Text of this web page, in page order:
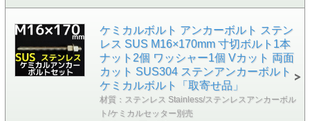
ケミカルボルト アンカーボルト ステン
レス SUS M16×170mm 寸切ボルト1本
ナット2個 ワッシャー1個 Vカット 両面
カット SUS304 ステンアンカーボルト
ケミカルボルト「取寄せ品」
材質：ステンレス Stainless/ステンレスアンカーボル
ト/ケミカルセッター別売